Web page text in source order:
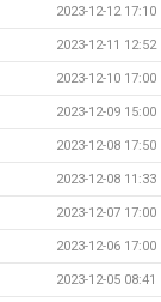
2023-12-12 17:10
2023-12-11 12:52
2023-12-10 17:00
2023-12-09 15:00
2023-12-08 17:50
2023-12-08 11:33
2023-12-07 17:00
2023-12-06 17:00
2023-12-05 08:41